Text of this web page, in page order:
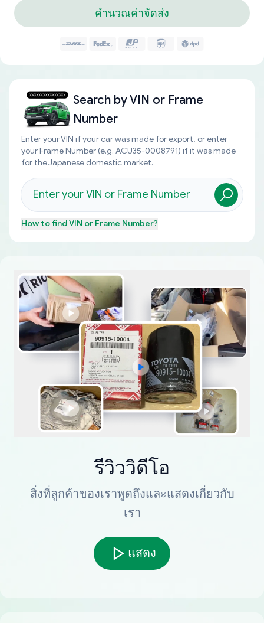
คำนวณค่าจัดส่ง
Search byVIN or Frame
Number
Enter your VIN if your car was made for export, or enter
your Frame Number (e.g. ACU35-0008791) if it was made
for the Japanese domestic market.
How to findVIN or Frame Number?
รีวิววิดีโอ
สิ่งที่ลูกค้าของเราพูดถึงและแสดงเกี่ยวกับ
เรา
แสดง